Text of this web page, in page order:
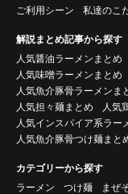
ご利用シーン
私達のこ
解説まとめ記事から探す
人気醤油ラーメンまとめ
人気味噌ラーメンまとめ
人気魚介豚骨ラーメンま
人気担々麺まとめ
人気
人気インスパイア系ラー
人気魚介豚骨つけ麺まと
カテゴリーから探す
ラーメン
つけ麺 まぜ